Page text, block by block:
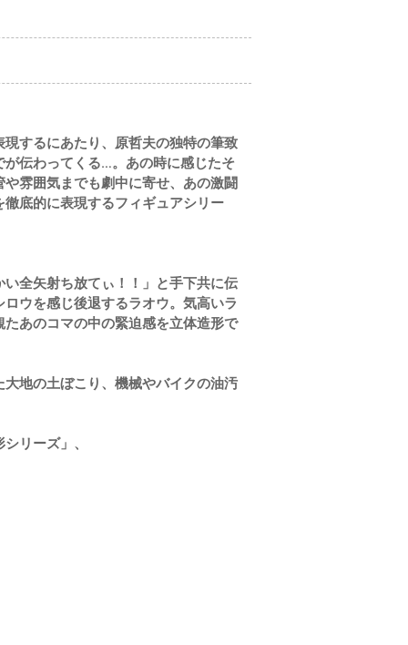
するにあたり、原哲夫の独特の筆致
伝わってくる…。あの時に感じたそ
雰囲気までも劇中に寄せ、あの激闘
底的に表現するフィギュアシリー
全矢射ち放てぃ！！」と手下共に伝
ウを感じ後退するラオウ。気高いラ
あのコマの中の緊迫感を立体造形で
地の土ぼこり、機械やバイクの油汚
リーズ」、